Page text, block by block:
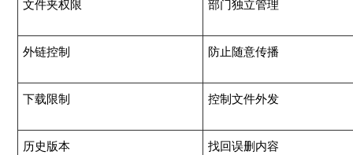
文件夹权限 部门独立管理
外链控制 防止随意传播
下载限制 控制文件外发
历史版本 找回误删内容